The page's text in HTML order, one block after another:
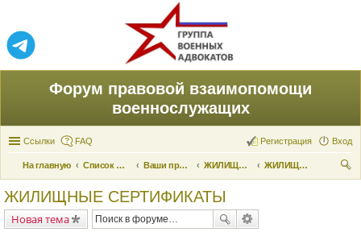
Форум правовой взаимопомощи
военнослужащих
Ссылки FAQ Вход
Регистрация
На главную Список форумов Ваши права и их реализация ЖИЛИЩНЫЕ ВОПРОСЫ
ЖИЛИЩНЫЕ СЕРТИФИКАТЫ
ЖИЛИЩНЫЕ СЕРТИФИКАТЫ
Новая тема